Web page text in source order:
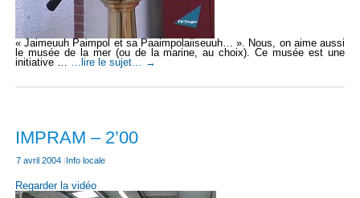
« Jaimeuuh Paimpol et sa Paaimpolaiiseuuh… ». Nous, on aime aussi
le musée de la mer (ou de la marine, au choix). Ce musée est une
initiative … …lire le sujet… →
IMPRAM – 2’00
7 avril 2004 |Info locale
Regarder la vidéo